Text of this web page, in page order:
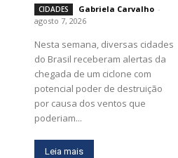
CIDADES Gabriela Carvalho -
agosto 7, 2026
Nesta semana, diversas cidades
do Brasil receberam alertas da
chegada de um ciclone com
potencial poder de destruição
por causa dos ventos que
poderiam...
Leia mais